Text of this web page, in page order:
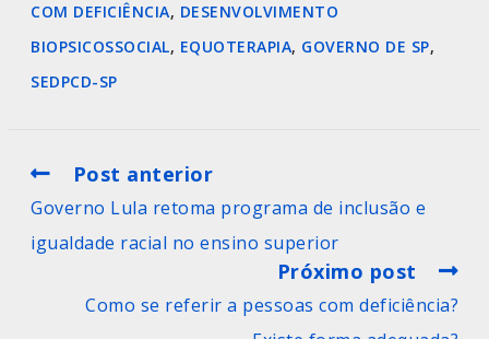
COM DEFICIÊNCIA, DESENVOLVIMENTO
BIOPSICOSSOCIAL, EQUOTERAPIA, GOVERNO DE SP,
SEDPCD-SP
Post anterior
Governo Lula retoma programa de inclusão e
igualdade racial no ensino superior
Próximo post
Como se referir a pessoas com deficiência?